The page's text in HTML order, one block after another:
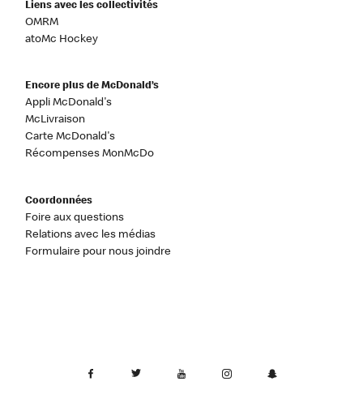
Liens avec les collectivités
OMRM
atoMc Hockey
Encore plus de McDonald’s
Appli McDonald's
McLivraison
Carte McDonald's
Récompenses MonMcDo
Coordonnées
Foire aux questions
Relations avec les médias
Formulaire pour nous joindre